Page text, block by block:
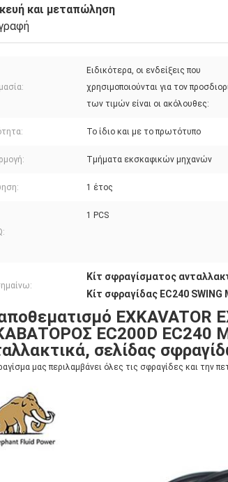
και μεταπώληση
Ειδικότερα, οι ενδείξεις που
χρησιμοποιούνται για τον
των τιμών είναι οι ακόλουθες:
Το ίδιο και με το πρωτότυπο
Τμήματα εκσκαφικών μηχανών
1 έτος
1 PCS
Κίτ σφραγίσματος
Κίτ σφραγίδας EC240 SWING
EXKAVATOR
EC200D EC240
σελίδας
μας περιλαμβάνει όλες τις σφραγίδες και την